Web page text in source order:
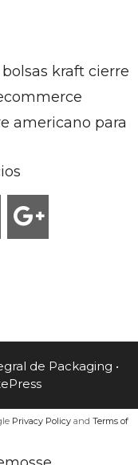
kraft cierre
americano para
de Packaging •
Privacy Policy and Terms of